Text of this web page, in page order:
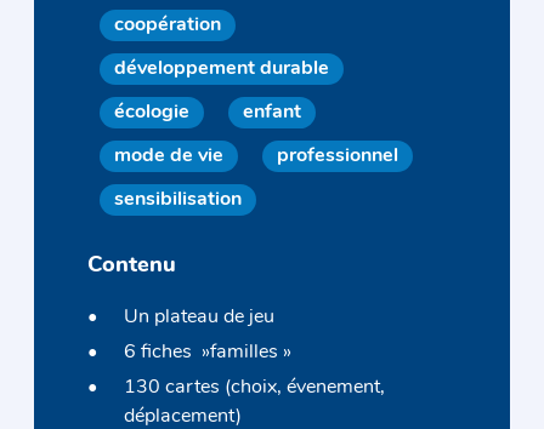
coopération
développement durable
écologie enfant
mode de vie professionnel
sensibilisation
Contenu
Un plateau de jeu
6 fiches »familles »
130 cartes (choix, évenement,
déplacement)